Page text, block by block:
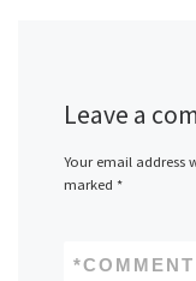
Leave a
Your email address
marked *
COMMENT
*